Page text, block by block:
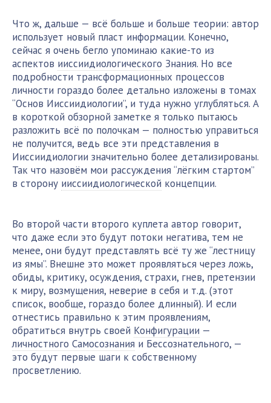
Что ж, дальше — всё больше и больше теории: автор
использует новый пласт информации. Конечно,
сейчас я очень бегло упоминаю какие-то из
аспектов ииссиидиологического Знания. Но все
подробности трансформационных процессов
личности гораздо более детально изложены в томах
“Основ Ииссиидиологии”, и туда нужно углубляться. А
в короткой обзорной заметке я только пытаюсь
разложить всё по полочкам — полностью управиться
не получится, ведь все эти представления в
Ииссиидиологии значительно более детализированы.
Так что назовём мои рассуждения “лёгким стартом”
в сторону ииссиидиологической концепции.
Во второй части второго куплета автор говорит,
что даже если это будут потоки негатива, тем не
менее, они будут представлять всё ту же “лестницу
из ямы”. Внешне это может проявляться через ложь,
обиды, критику, осуждения, страхи, гнев, претензии
к миру, возмущения, неверие в себя и т.д. (этот
список, вообще, гораздо более длинный). И если
отнестись правильно к этим проявлениям,
обратиться внутрь своей Конфигурации —
личностного Самосознания и Бессознательного, —
это будут первые шаги к собственному
просветлению.